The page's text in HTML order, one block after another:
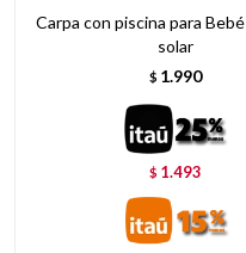
Carpa con piscina para
solar
$ 1.990
$ 1.493